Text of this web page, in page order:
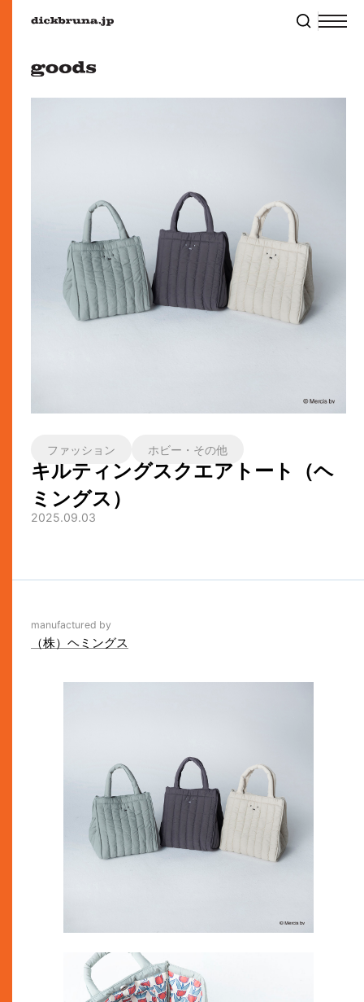
ファッション ホビー・その他
キルティングスクエアトート（ヘ
ミングス）
2025.09.03
manufactured by
（株）ヘミングス